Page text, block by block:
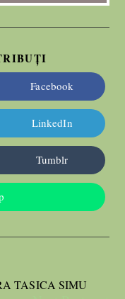
Facebook
LinkedIn
Tumblr
TASICA SIMU